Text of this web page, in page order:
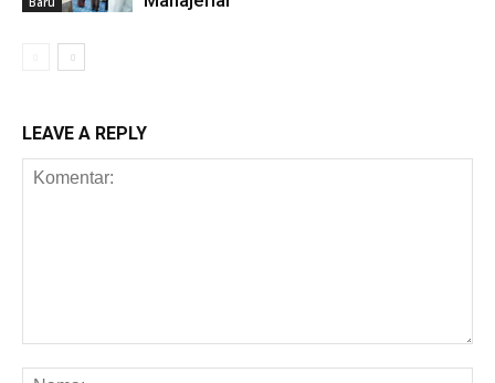
LEAVE A REPLY